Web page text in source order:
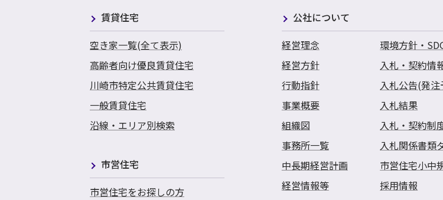
賃貸住宅
空き家一覧(全て表示)
高齢者向け優良賃貸住宅
川崎市特定公共賃貸住宅
一般賃貸住宅
沿線・エリア別検索
市営住宅
市営住宅をお探しの方
公社について
経営理念
経営方針
行動指針
事業概要
組織図
事務所一覧
中長期経営計画
経営情報等
環境方針・
入札・契約情
入札公告(発注
入札結果
入札・契約制
入札関係書類
市営住宅小中
採用情報